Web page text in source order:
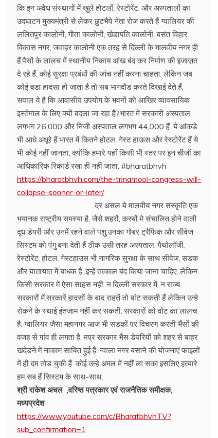
कि इन अवैध संस्थानों में खुले होटलों, रेस्टोरेंट, और अस्पतालों का
उदघाटन मुख्यमंत्री से लेकर छुटभैये नेता रोज करते हैं ग्वालियर की
ललितपुर कालोनी, गीता कालोनी, खेडापति कालोनी, बसंत विहार,
विकास नगर, जवाहर कालोनी एक तरह से दिल्ली के मालवीय नगर ही
हैं.पैसों के लालच में स्थानीय निकाय आंख बंद कर निर्माण की इजाज़त
दे रहे हैं. कोई सुरक्षा प्रबंधों की जांच नहीं करना चाहता. लेकिन जब
कोई बडा हादसा हो जाता है तो सब भागदौड करते दिखाई देते हैं.
सवाल ये है कि आवासीय उपयोग के भवनों को आखिर व्यावसायिक
इस्तेमाल के लिए क्यों बदला जा रहा है?भारत में सरकारी अस्पताल
लगभग 26,000 और निजी अस्पताल लगभग 44,000 हैं. ये आंकडे
भी आधे अधूरे हैं भारत में कितने होटल, गेस्ट हाऊस और रेस्टोरेंट हैं ये
भी कोई नहीं जानता, क्योंकि हमारे यहाँ किसी भी स्तर पर इन चीजों का
आधिकारिक रिकार्ड रखा ही नहीं जाता. #bharatbhvh
https://bharatbhvh.com/the-trinamool-congress-will-
collapse-sooner-or-later/
दर असल ये मालवीय नगर संस्कृति एक
भयानक राष्ट्रीय समस्या है. जैसे शहरों, कस्बों मे संचालित होने वाली
दूध डेयरी और उनमें रहने वाले पशु,उनका गोबर ट्रैफिक और सीवेज
सिस्टम को पंगु बना देती हैं ठीक उसी तरह अस्पताल, पैथोलॉजी,
रेस्टोरेंट, होटल, गेस्टहाउस भी नागरिक सुरक्षा के साथ सीवेज, सडक
और यातायात में बाधक हैं. इन्हें तत्काल बंद किया जाना चाहिए. लेकिन
किसी सरकार में ऐसा साहस नहीं. न दिल्ली सरकार में, न राज्य
सरकारों में.सरकारें हादसों के बाद राहतें तो बांट सकती हैं लेकिन उन्हे
रोकने के स्थाई इंतजाम नहीं कर सकती. सरकारों को वोट का लालच
है. ग्वालियर जैसा महानगर आज भी सडकों पर विचरण करती भैंसों की
वजह से गांव ही लगता है. मप्र सरकार भैंस डेयरियों को शहर से बाहर
खदेडने में नाकाम साबित हुई है. ग्वाला नगर बसाने की योजनाएं फाइलों
में ही दम तोड चुकी हैं. कोई उन्हे अमल में नहीं ला सका.इसलिए हत्यारे
हम सब हैं सिस्टम के साथ-साथ.
श्री राकेश अचल ,वरिष्ठ पत्रकार एवं राजनैतिक समीक्षक,
मध्यप्रदेश
https://www.youtube.com/c/BharatbhvhTV?
sub_confirmation=1